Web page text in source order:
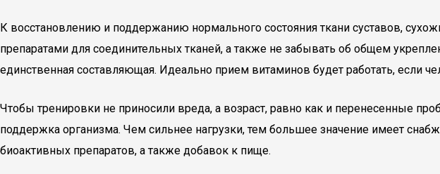
К восстановлению и поддержанию нормального состояния ткани суставов,
препаратами для соединительных тканей, а также не забывать об общем
единственная составляющая. Идеально прием витаминов будет работать, если
Чтобы тренировки не приносили вреда, а возраст, равно как и перенесенные
поддержка организма. Чем сильнее нагрузки, тем большее значение имеет
биоактивных препаратов, а также добавок к пище.